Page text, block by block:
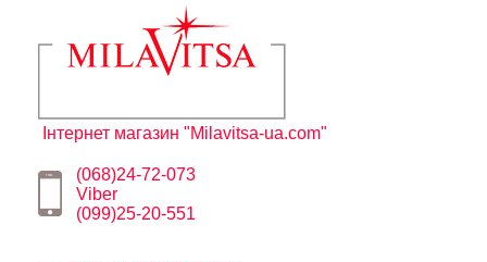
Інтернет магазин "Milavitsa-ua.com"
(068)24-72-073
Viber
(099)25-20-551